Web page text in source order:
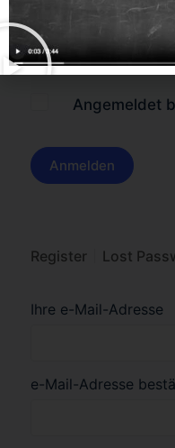
Forgot Password?
Angemeldet
Register Lost
Ihre e-Mail-Adresse
e-Mail-Adresse